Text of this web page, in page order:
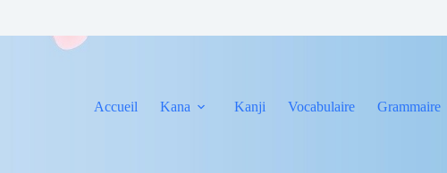
Accueil Kana Kanji Vocabulaire Grammaire